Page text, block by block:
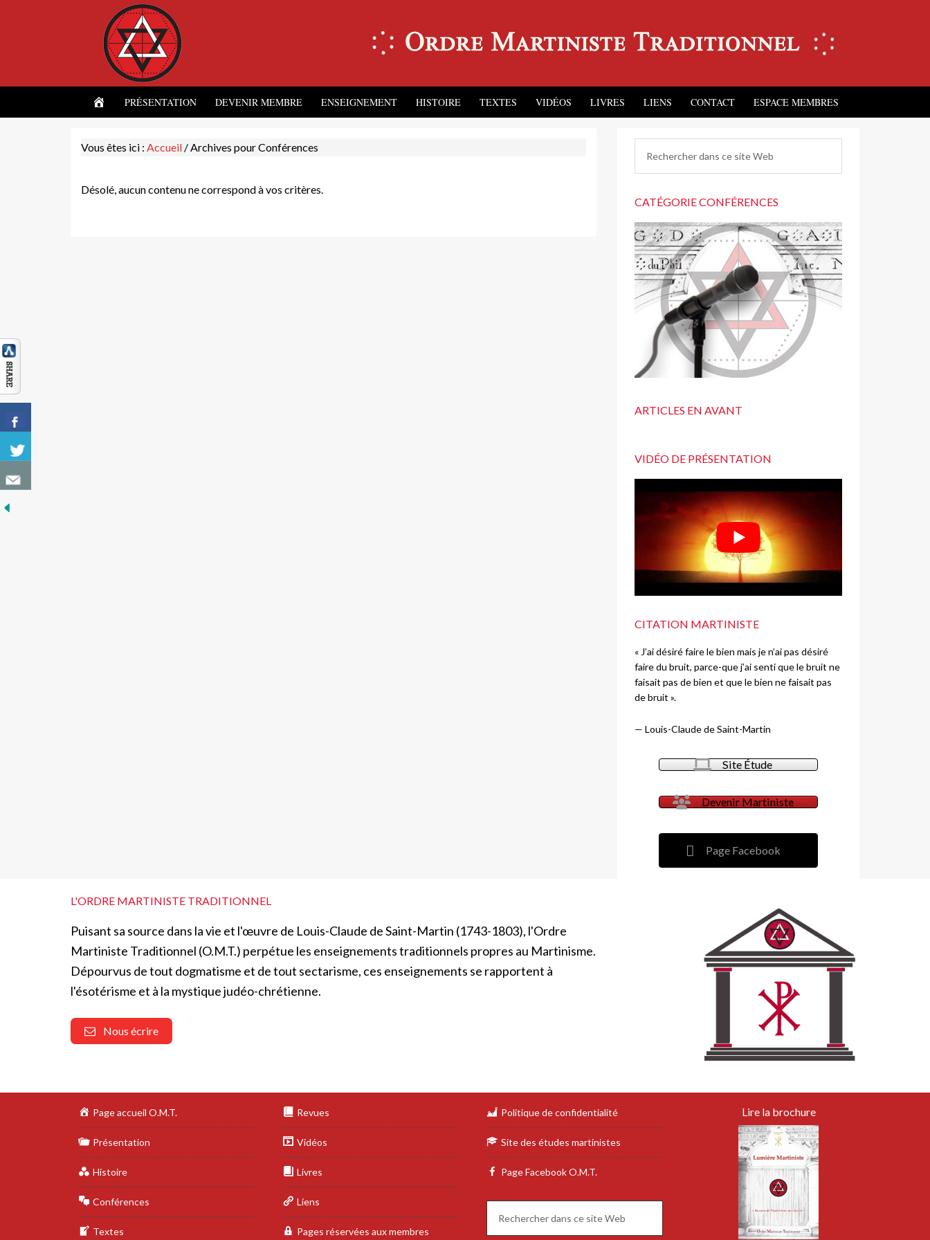
ACCUEIL
PRÉSENTATION DEVENIR MEMBRE ENSEIGNEMENT HISTOIRE TEXTES VIDÉOS LIVRES LIENS CONTACT ESPACE MEMBRES
Vous êtes ici : Accueil /Archives pour Conférences
Désolé, aucun contenu ne correspond à vos critères.
CATÉGORIE CONFÉRENCES
ARTICLES EN AVANT
VIDÉO DE PRÉSENTATION
CITATION MARTINISTE
« J’ai désiré faire le bien mais je n’ai pas désiré
faire du bruit, parce-que j’ai senti que le bruit ne
faisait pas de bien et que le bien ne faisait pas
de bruit ».
— Louis-Claude de Saint-Martin
Site Étude
Devenir Martiniste
Page Facebook
L'ORDRE MARTINISTE TRADITIONNEL
Puisant sa source dans la vie et l'œuvre de Louis-Claude de Saint-Martin (1743-1803), l'Ordre
Martiniste Traditionnel (O.M.T.) perpétue les enseignements traditionnels propres au Martinisme.
Dépourvus de tout dogmatisme et de tout sectarisme, ces enseignements se rapportent à
l'ésotérisme et à la mystique judéo-chrétienne.
Nous écrire
Page accueil O.M.T.
Présentation
Histoire
Conférences
Textes
Revues
Vidéos
Livres
Liens
Pages réservées aux membres
Politique de confidentialité
Site des études martinistes
Page Facebook O.M.T.
Lire la brochure